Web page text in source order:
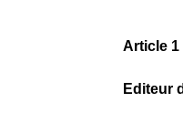
Article 1
Editeur